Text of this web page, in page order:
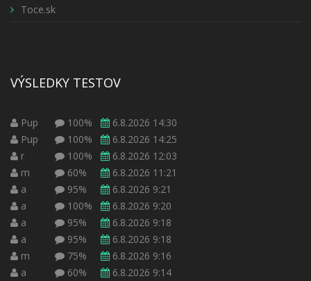
Toce.sk
VÝSLEDKY TESTOV
Pup 100%
6.8.2026 14:30
Pup
100%
6.8.2026 14:25
r
100%
6.8.2026 12:03
m
60%
6.8.2026 11:21
a
95%
6.8.2026 9:21
a
100%
6.8.2026 9:20
a
95%
6.8.2026 9:18
a
95%
6.8.2026 9:18
m
75%
6.8.2026 9:16
a
60%
6.8.2026 9:14